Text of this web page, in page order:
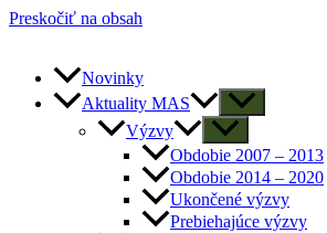
Preskočiť na obsah
Novinky
Aktuality MAS
Výzvy
Obdobie 2007 – 2013
Obdobie 2014 – 2020
Ukončené výzvy
Prebiehajúce výzvy